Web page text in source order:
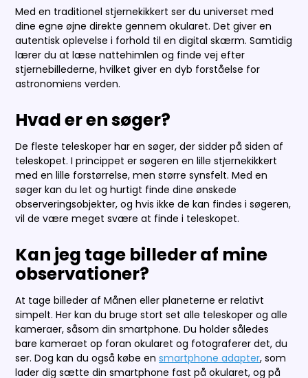
Med en traditionel stjernekikkert ser du universet med
dine egne øjne direkte gennem okularet. Det giver en
autentisk oplevelse i forhold til en digital skærm. Samtidig
lærer du at læse nattehimlen og finde vej efter
stjernebillederne, hvilket giver en dyb forståelse for
astronomiens verden.
Hvad er en søger?
De fleste teleskoper har en søger, der sidder på siden af
teleskopet. I princippet er søgeren en lille stjernekikkert
med en lille forstørrelse, men større synsfelt. Med en
søger kan du let og hurtigt finde dine ønskede
observeringsobjekter, og hvis ikke de kan findes i søgeren,
vil de være meget svære at finde i teleskopet.
Kan jeg tage billeder af mine
observationer?
At tage billeder af Månen eller planeterne er relativt
simpelt. Her kan du bruge stort set alle teleskoper og alle
kameraer, såsom din smartphone. Du holder således
bare kameraet op foran okularet og fotograferer det, du
ser. Dog kan du også købe ensmartphone adapter, som
lader dig sætte din smartphone fast på okularet, og på